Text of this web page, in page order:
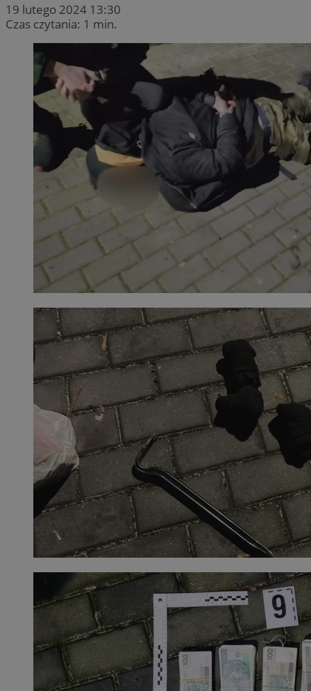
19 lutego 2024 13:30
Czas czytania: 1 min.